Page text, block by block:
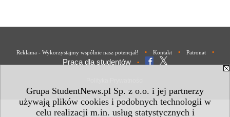
Grupa StudentNews.pl Sp. z o.o. i jej partnerzy
używają plików cookies i podobnych technologii w
celu realizacji m.in. usług statystycznych i
Reklama - Wykorzystajmy wspólnie nasz potencjał! • Kontakt • Patronat •
Praca dla studentów •